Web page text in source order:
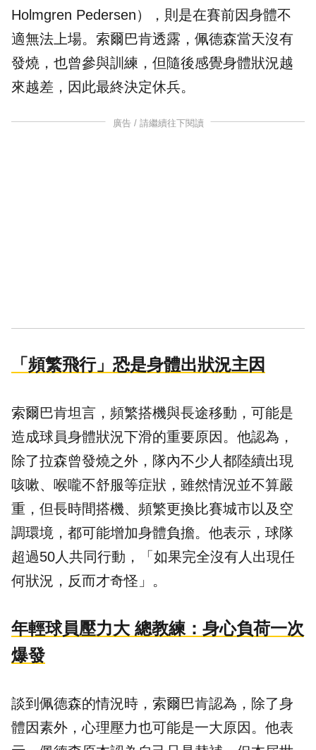
Holmgren Pedersen），則是在賽前因身體不
適無法上場。索爾巴肯透露，佩德森當天沒有
發燒，也曾參與訓練，但隨後感覺身體狀況越
來越差，因此最終決定休兵。
廣告 / 請繼續往下閱讀
「頻繁飛行」恐是身體出狀況主因
索爾巴肯坦言，頻繁搭機與長途移動，可能是
造成球員身體狀況下滑的重要原因。他認為，
除了拉森曾發燒之外，隊內不少人都陸續出現
咳嗽、喉嚨不舒服等症狀，雖然情況並不算嚴
重，但長時間搭機、頻繁更換比賽城市以及空
調環境，都可能增加身體負擔。他表示，球隊
超過50人共同行動，「如果完全沒有人出現任
何狀況，反而才奇怪」。
年輕球員壓力大 總教練：身心負荷一次
爆發
談到佩德森的情況時，索爾巴肯認為，除了身
體因素外，心理壓力也可能是一大原因。他表